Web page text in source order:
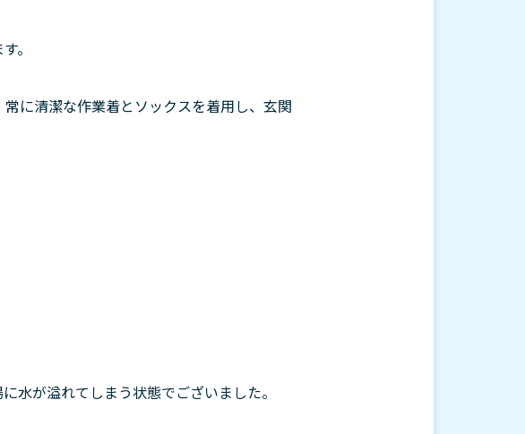
。
に清潔な作業着とソックスを着用し、玄関
水が溢れてしまう状態でございました。